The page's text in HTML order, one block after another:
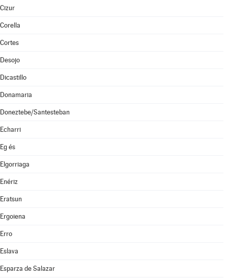
Cizur
Corella
Cortes
Desojo
Dicastillo
Donamaria
Doneztebe/Santesteban
Echarri
Eg és
Elgorriaga
Enériz
Eratsun
Ergoiena
Erro
Eslava
Esparza de Salazar